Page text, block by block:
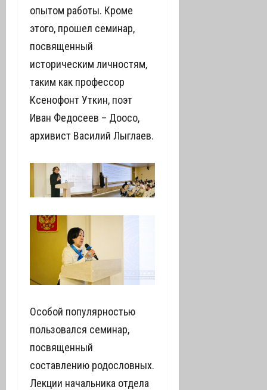
опытом работы. Кроме
этого, прошел семинар,
посвященный
историческим личностям,
таким как профессор
Ксенофонт Уткин, поэт
Иван Федосеев – Доосо,
архивист Василий Лыглаев.
Особой популярностью
пользовался семинар,
посвященный
составлению родословных.
Лекции начальника отдела